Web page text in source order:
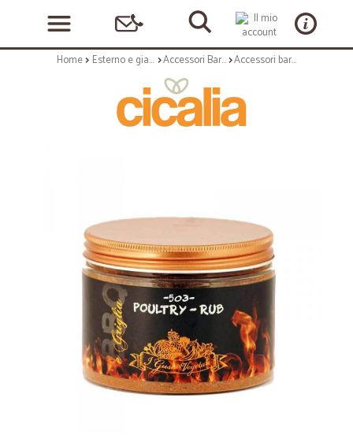
Home Esterno e giardino Accessori Barbecue Accessori barbecue: Bbq poultry rub gr 70